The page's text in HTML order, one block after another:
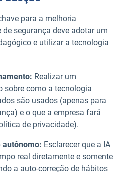
para a melhoria
segurança deve adotar um
e utilizar a tecnologia
Realizar um
sobre como a tecnologia
são usados (apenas para
e o que a empresa fará
de privacidade).
autônomo: Esclarecer que a IA
real diretamente e somente
a auto-correção de hábitos